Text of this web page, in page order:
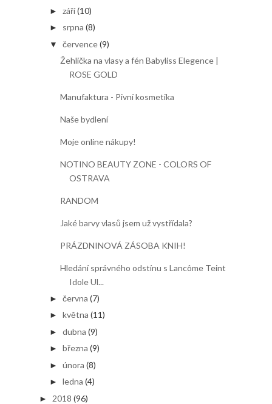
► září(10)
► srpna (8)
▼ července(9)
Žehlička na vlasy a fén Babyliss Elegence |
ROSE GOLD
Manufaktura - Pivní kosmetika
Naše bydlení
Moje online nákupy!
NOTINO BEAUTY ZONE - COLORS OF
OSTRAVA
RANDOM
Jaké barvy vlasů jsem už vystřídala?
PRÁZDNINOVÁ ZÁSOBA KNIH!
Hledání správného odstínu s Lancôme Teint
Idole Ul...
► června (7)
► května (11)
► dubna (9)
► března (9)
► února (8)
► ledna (4)
► 2018 (96)